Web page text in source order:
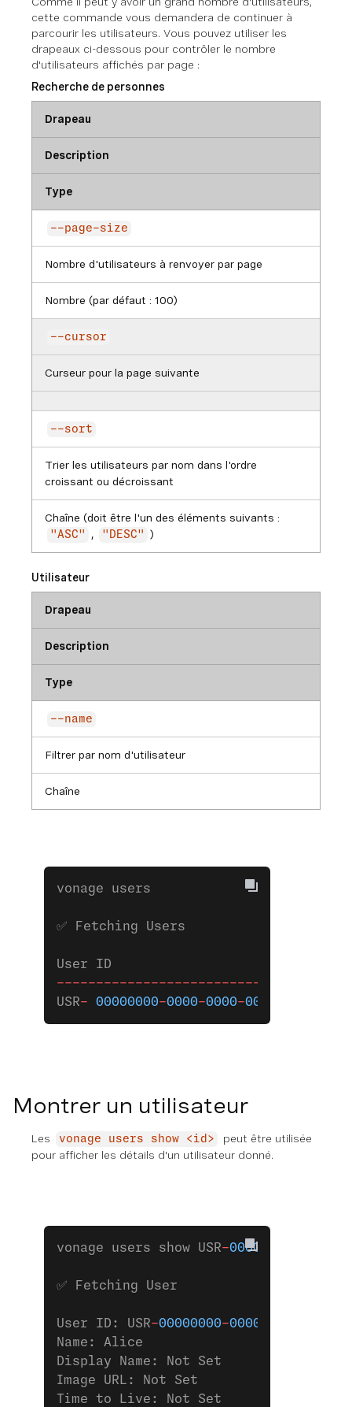
cette commande vous demandera de continuer à
parcourir les utilisateurs. Vous pouvez utiliser les
drapeaux ci-dessous pour contrôler le nombre
d'utilisateurs affichés par page :
Recherche de personnes
Drapeau
Description
Type
--page-size
Nombre d'utilisateurs à renvoyer par page
Nombre (par défaut : 100)
--cursor
Curseur pour la page suivante
--sort
Trier les utilisateurs par nom dans l'ordre
croissant ou décroissant
Chaîne (doit être l'un des éléments suivants :
"ASC" , "DESC" )
Utilisateur
Drapeau
Description
Type
--name
Filtrer par nom d'utilisateur
Chaîne
vonage users
✅ Fetching Users
User ID
USR- 00000000-0000-0000-0000
Montrer un utilisateur
Les vonage users show <id>
peut être utilisée
pour afficher les détails d'un utilisateur donné.
vonage users show USR-00000000
✅ Fetching User
User ID: USR-00000000-0000
Name: Alice
Display Name: Not Set
Image URL: Not Set
Time to Live: Not Set